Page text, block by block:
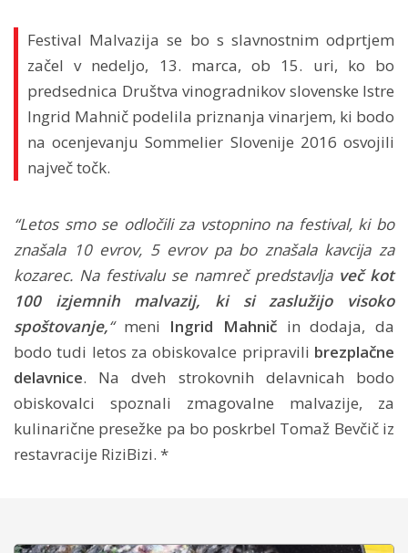
Festival Malvazija se bo s slavnostnim odprtjem
začel v nedeljo, 13. marca, ob 15. uri, ko bo
predsednica Društva vinogradnikov slovenske Istre
Ingrid Mahnič podelila priznanja vinarjem, ki bodo
na ocenjevanju Sommelier Slovenije 2016 osvojili
največ točk.
“Letos smo se odločili za vstopnino na festival, ki bo
znašala 10 evrov, 5 evrov pa bo znašala kavcija za
kozarec. Na festivalu se namreč predstavlja več kot
100 izjemnih malvazij, ki si zaslužijo visoko
spoštovanje,“meni Ingrid Mahnič in dodaja, da
bodo tudi letos za obiskovalce pripravili brezplačne
delavnice. Na dveh strokovnih delavnicah bodo
obiskovalci spoznali zmagovalne malvazije, za
kulinarične presežke pa bo poskrbel Tomaž Bevčič iz
restavracije RiziBizi. *